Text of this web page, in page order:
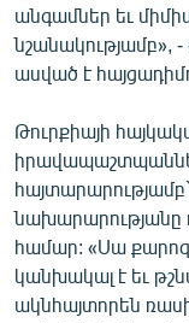
English
Русский
ՀԵՏԵՎԵՔ ՄԵԶ
«Ազատության»
անգամներ եւ
նշանակությամբ»,
ասված է
Թուրքիայի
նախարարությանը
համար: «Սա
կանխակալ է եւ
ակնհայտորեն